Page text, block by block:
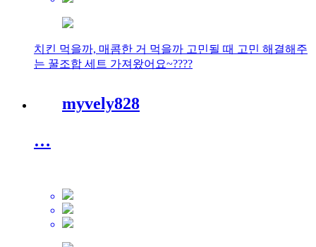
치킨 먹을까, 매콤한 거 먹을까 고민될 때 고민 해결해주
는 꿀조합 세트 가져왔어요~????
myvely828
…